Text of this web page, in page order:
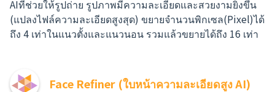
AIที่ช่วยให้รูปถ่าย รูปภาพมีความละเอียดและสวยงามยิ่งขึ้น
(แปลงไฟล์ความละเอียดสูงสุด) ขยายจำนวนพิกเซล(Pixel)ได้
ถึง 4 เท่าในแนวตั้งและแนวนอน รวมแล้วขยายได้ถึง 16 เท่า
Face Refiner (ใบหน้าความละเอียดสูง AI)